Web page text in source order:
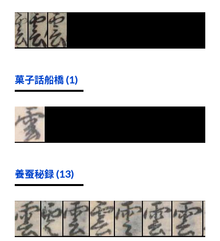
菓子話船橋 (1)
養蚕秘録 (13)